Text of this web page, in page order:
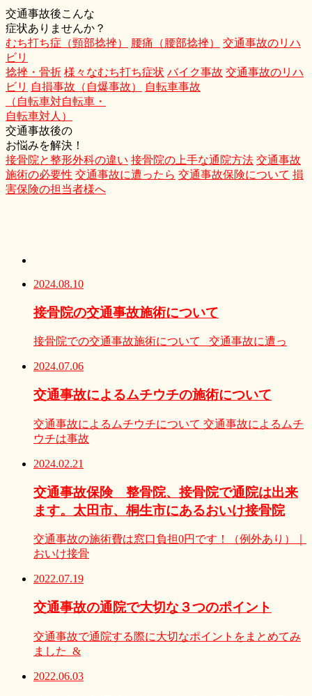
交通事故後こんな
症状ありませんか？
むち打ち症（頸部捻挫）
腰痛（腰部捻挫）
交通事故のリハ
ビリ
捻挫・骨折 様々なむち打ち症状 バイク事故 交通事故のリハ
ビリ 自損事故（自爆事故）
自転車事故
（自転車対自転車・
自転車対人）
交通事故後の
お悩みを解決！
接骨院と整形外科の違い 接骨院の上手な通院方法 交通事故
施術の必要性 交通事故に遭ったら 交通事故保険について 損
害保険の担当者様へ
2024.08.10
接骨院の交通事故施術について
接骨院での交通事故施術について 交通事故に遭っ
2024.07.06
交通事故によるムチウチの施術について
交通事故によるムチウチについて 交通事故によるムチ
ウチは事故
2024.02.21
交通事故保険 整骨院、接骨院で通院は出来
ます。太田市、桐生市にあるおいけ接骨院
交通事故の施術費は窓口負担0円です！（例外あり）｜
おいけ接骨
2022.07.19
交通事故の通院で大切な３つのポイント
交通事故で通院する際に大切なポイントをまとめてみ
ました &
2022.06.03